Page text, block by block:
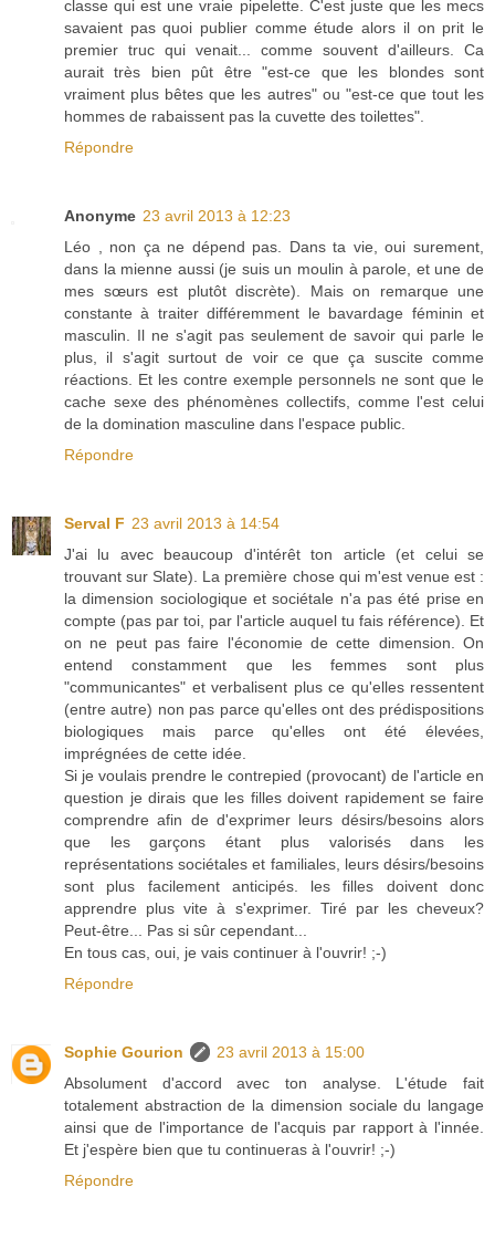
classe qui est une vraie pipelette. C'est juste que les mecs
savaient pas quoi publier comme étude alors il on prit le
premier truc qui venait... comme souvent d'ailleurs. Ca
aurait très bien pût être "est-ce que les blondes sont
vraiment plus bêtes que les autres" ou "est-ce que tout les
hommes de rabaissent pas la cuvette des toilettes".
Répondre
Anonyme 23 avril 2013 à 12:23
Léo , non ça ne dépend pas. Dans ta vie, oui surement,
dans la mienne aussi (je suis un moulin à parole, et une de
mes sœurs est plutôt discrète). Mais on remarque une
constante à traiter différemment le bavardage féminin et
masculin. Il ne s'agit pas seulement de savoir qui parle le
plus, il s'agit surtout de voir ce que ça suscite comme
réactions. Et les contre exemple personnels ne sont que le
cache sexe des phénomènes collectifs, comme l'est celui
de la domination masculine dans l'espace public.
Répondre
Serval F 23 avril 2013 à 14:54
J'ai lu avec beaucoup d'intérêt ton article (et celui se
trouvant sur Slate). La première chose qui m'est venue est :
la dimension sociologique et sociétale n'a pas été prise en
compte (pas par toi, par l'article auquel tu fais référence). Et
on ne peut pas faire l'économie de cette dimension. On
entend constamment que les femmes sont plus
"communicantes" et verbalisent plus ce qu'elles ressentent
(entre autre) non pas parce qu'elles ont des prédispositions
biologiques mais parce qu'elles ont été élevées,
imprégnées de cette idée.
Si je voulais prendre le contrepied (provocant) de l'article en
question je dirais que les filles doivent rapidement se faire
comprendre afin de d'exprimer leurs désirs/besoins alors
que les garçons étant plus valorisés dans les
représentations sociétales et familiales, leurs désirs/besoins
sont plus facilement anticipés. les filles doivent donc
apprendre plus vite à s'exprimer. Tiré par les cheveux?
Peut-être... Pas si sûr cependant...
En tous cas, oui, je vais continuer à l'ouvrir! ;-)
Répondre
Sophie Gourion
23 avril 2013 à 15:00
Absolument d'accord avec ton analyse. L'étude fait
totalement abstraction de la dimension sociale du langage
ainsi que de l'importance de l'acquis par rapport à l'innée.
Et j'espère bien que tu continueras à l'ouvrir! ;-)
Répondre